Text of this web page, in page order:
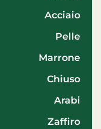
acciaio
pelle
Marrone
Chiuso
Arabi
zaffiro